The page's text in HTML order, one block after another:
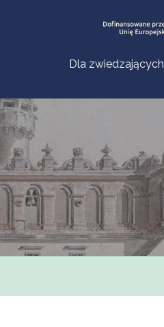
Dla zwiedzających